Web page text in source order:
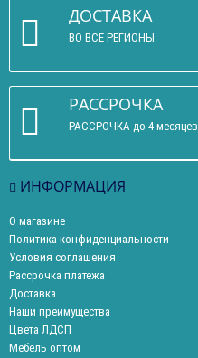
ДОСТАВКА
ВО ВСЕ РЕГИОНЫ
РАССРОЧКА
РАССРОЧКА до 4 месяцев
ИНФОРМАЦИЯ
О магазине
Политика конфиденциальности
Условия соглашения
Рассрочка платежа
Доставка
Наши преимущества
Цвета ЛДСП
Мебель оптом